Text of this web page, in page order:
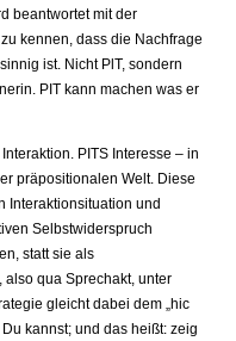
beantwortet mit der
kennen, dass die Nachfrage
ist. Nicht PlT, sondern
PIT kann machen was er
PITS Interesse – in
präpositionalen Welt. Diese
Interaktionsituation und
Selbst­widerspruch
statt sie als
qua Sprechakt, unter
gleicht dabei dem „hic
kannst; und das heißt: zeig